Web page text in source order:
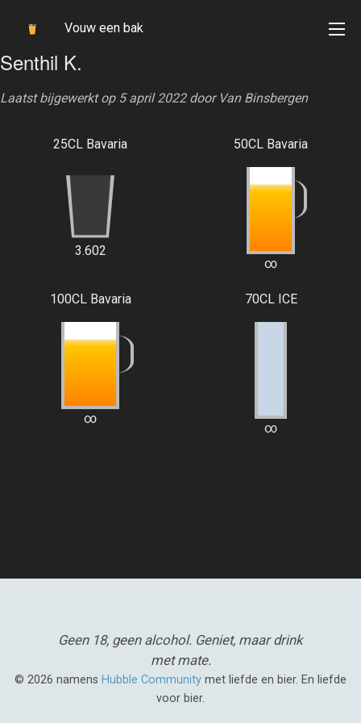
Vouw een bak
Senthil K.
Laatst bijgewerkt op 5 april 2022 door Van Binsbergen
25CL Bavaria
3.602
50CL Bavaria
∞
100CL Bavaria
∞
70CL ICE
∞
Geen 18, geen alcohol. Geniet, maar drink
met mate.
© 2026 namens Hubble Community met liefde en bier. En liefde
voor bier.